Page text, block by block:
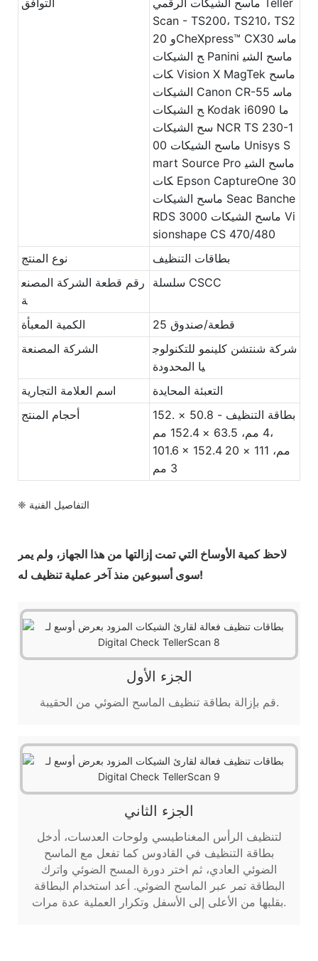
Scan - TS200، TS210، TS2
20 وCheXpress™ CX30 ماس
ح الشيكات Panini ماسح الشي
كات Vision X MagTek ماسح
الشيكات Canon CR-55 ماس
ح الشيكات Kodak i6090 ما
سح الشيكات NCR TS 230-1
00 ماسح الشيكات Unisys S
mart Source Pro ماسح الشي
كات Epson CaptureOne 30
ماسح الشيكات Seac Banche
RDS 3000 ماسح الشيكات Vi
sionshape CS 470/480
نوع المنتج
بطاقات التنظيف
رقم قطعة الشركة المصنع
ة
سلسلة CSCC
الكمية المعبأة
25 قطعة/صندوق
الشركة المصنعة
شركة شنتشن كلينمو للتكنولوج
يا المحدودة
اسم العلامة التجارية
التعبئة المحايدة
أحجام المنتج
بطاقة التنظيف - 50.8 × 152.
4 مم، 63.5 × 152.4 مم،
101.6 × 152.4 مم، 111 × 20
3 مم
❈ التفاصيل الفنية
لاحظ كمية الأوساخ التي تمت إزالتها من هذا الجهاز، ولم يمر
سوى أسبوعين منذ آخر عملية تنظيف له!
الجزء الأول
قم بإزالة بطاقة تنظيف الماسح الضوئي من الحقيبة.
الجزء الثاني
لتنظيف الرأس المغناطيسي ولوحات العدسات، أدخل
بطاقة التنظيف في القادوس كما تفعل مع الماسح
الضوئي العادي، ثم اختر دورة المسح الضوئي واترك
البطاقة تمر عبر الماسح الضوئي. أعد استخدام البطاقة
بقلبها من الأعلى إلى الأسفل وتكرار العملية عدة مرات.